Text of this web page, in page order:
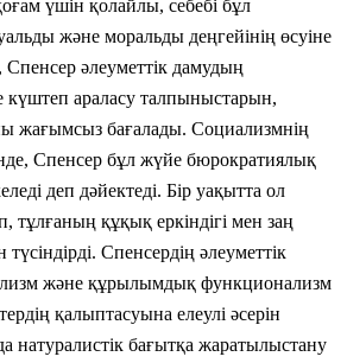
үшін қолайлы, себебі бұл
және моральды деңгейінің өсуіне
Спенсер әлеуметтік дамудың
күштеп араласу талпыныстарын,
жағымсыз бағалады. Социализмнің
Спенсер бұл жүйе бюрократиялық
деп дәйектеді. Бір уақытта ол
тұлғаның құқық еркіндігі мен заң
Спенсердің әлеуметтік
және құрылымдық функционализм
қалыптасуына елеулі әсерін
натуралистік бағытқа жаратылыстану